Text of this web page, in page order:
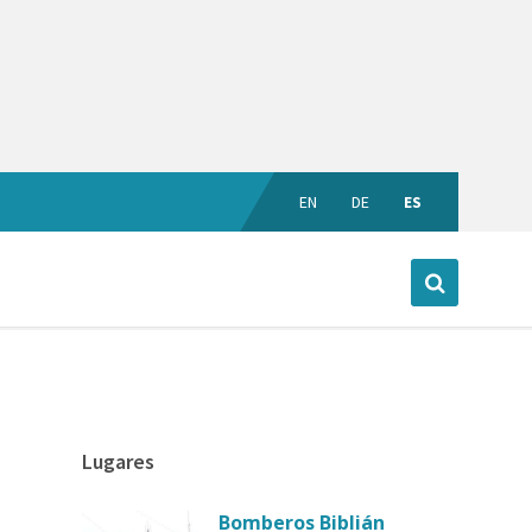
EN DE ES
Lugares
Bomberos Biblián